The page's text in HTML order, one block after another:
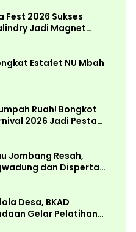
Fest 2026 Sukses
Jadi Magnet
Estafet NU Mbah
Ruah! Bongkot
2026 Jadi Pesta
di Peterongan
Jombang Resah,
dan Disperta
Desa, BKAD
Gelar Pelatihan